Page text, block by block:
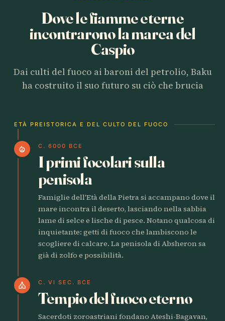
Dove le fiamme eterne
incontrarono la marea del
Caspio
Dai culti del fuoco ai baroni del petrolio, Baku
ha costruito il suo futuro su ciò che brucia
ETÀ PREISTORICA E DEL CULTO DEL FUOCO
local_fire_department C. 6000 BCE
I primi focolari sulla
penisola
Famiglie dell'Età della Pietra si accampano dove il
mare incontra il deserto, lasciando nella sabbia
lame di selce e lische di pesce. Notano qualcosa di
inquietante: getti di fuoco che lambiscono le
scogliere di calcare. La penisola di Absheron sa
già di zolfo e possibilità.
church C. VI SEC. BCE
Tempio del fuoco eterno
Sacerdoti zoroastriani fondano Ateshi-Bagavan,